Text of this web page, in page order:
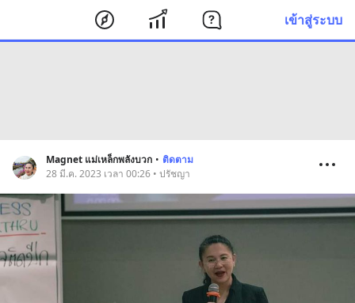
เข้าสู่ระบบ
Magnet แม่เหล็กพลังบวก • ติดตาม
28 มี.ค. 2023 เวลา 00:26 • ปรัชญา